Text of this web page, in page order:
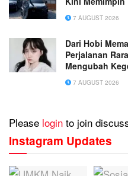
7 AUGUST 2026
Dari Hobi
Perjalanan
Mengubah
Usaha Penuh
7 AUGUST 2026
Please login to join
Instagram Updates